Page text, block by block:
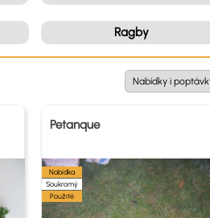
Ragby
Petanque
Nabídka
Soukromý
Použité